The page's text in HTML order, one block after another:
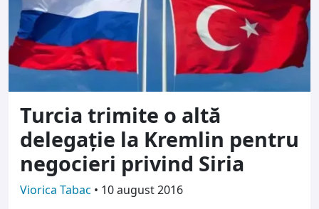
Turcia trimite o altă
delegație la Kremlin pentru
negocieri privind Siria
Viorica Tabac • 10 august 2016